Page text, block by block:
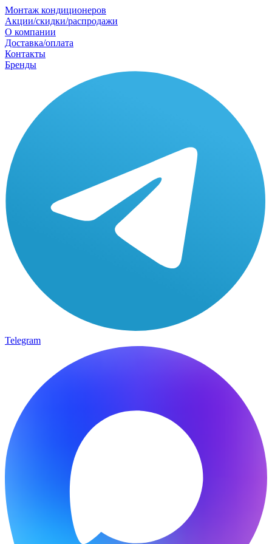
Монтаж кондиционеров
Акции/скидки/распродажи
О компании
Доставка/оплата
Контакты
Бренды
Telegram